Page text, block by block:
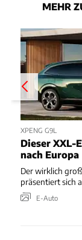
MEHR
XPENG G9L
Dieser XXL-
nach Europa
Der wirklich
präsentiert sich
E-Auto